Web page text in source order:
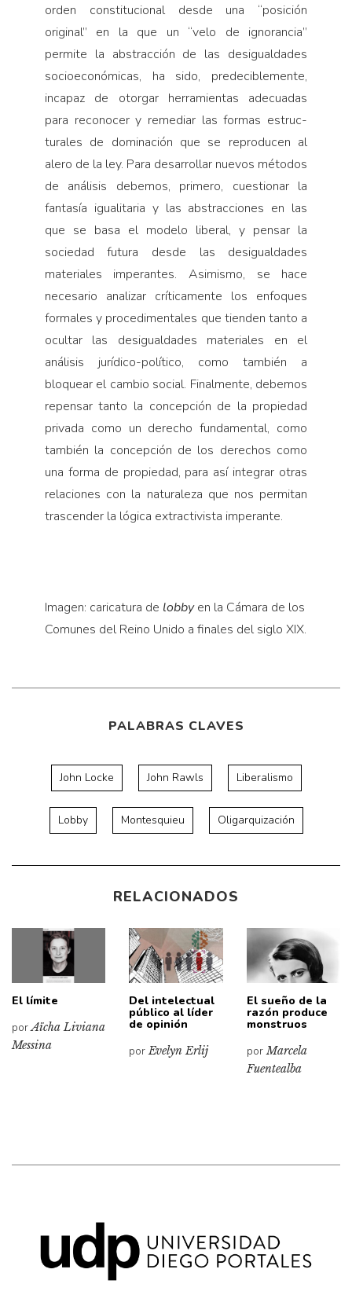
orden constitucional desde una “posición
original” en la que un “velo de ignorancia”
permite la abstracción de las desigualdades
socioeconómicas, ha sido, predeciblemente,
incapaz de otorgar he­rramientas adecuadas
para reconocer y reme­diar las formas estruc­
turales de dominación que se reproducen al
alero de la ley. Para de­sarrollar nuevos métodos
de análisis debemos, pri­mero, cuestionar la
fantasía igualitaria y las abstrac­ciones en las
que se basa el modelo liberal, y pensar la
sociedad futura desde las desigualdades
materiales imperantes. Asimismo, se hace
necesario analizar críticamente los enfoques
formales y procedimen­tales que tienden tanto a
ocultar las desigualdades materiales en el
análisis jurídico-político, como tam­bién a
bloquear el cambio social. Finalmente, debe­mos
repensar tanto la concepción de la propiedad
privada como un derecho fundamental, como
tam­bién la concepción de los derechos como
una forma de propiedad, para así integrar otras
relaciones con la naturaleza que nos permitan
trascender la lógica extractivista imperante.
Imagen: caricatura de lobbyen la Cámara de los
Comunes del Reino Unido a finales del siglo XIX.
PALABRAS CLAVES
John Locke John Rawls Liberalismo
Lobby Montesquieu Oligarquización
RELACIONADOS
El límite
porAïcha Liviana
Messina
Del intelectual
público al líder
de opinión
porEvelyn Erlij
El sueño de la
razón produce
monstruos
porMarcela
Fuentealba